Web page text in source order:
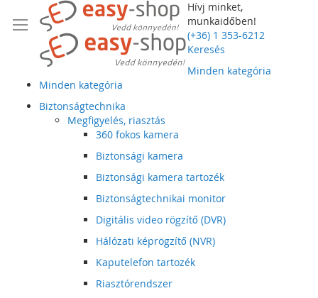
Hívj minket,
munkaidőben!
(+36) 1 353-6212
Keresés
Minden kategória
Minden kategória
Biztonságtechnika
Megfigyelés, riasztás
360 fokos kamera
Biztonsági kamera
Biztonsági kamera tartozék
Biztonságtechnikai monitor
Digitális video rögzítő (DVR)
Hálózati képrögzítő (NVR)
Kaputelefon tartozék
Riasztórendszer